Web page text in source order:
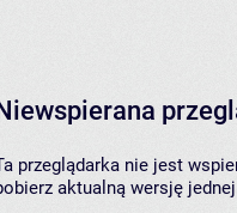
przeglądarka nie jest
aktualną wersję